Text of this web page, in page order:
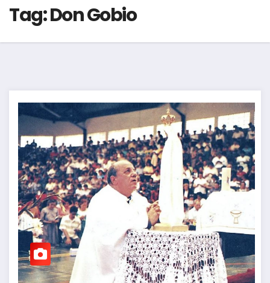
Tag:Don Gobio